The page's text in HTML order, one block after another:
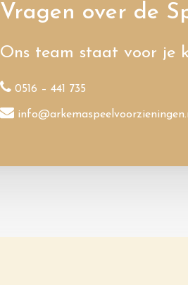
Vragen over de
Ons team staat voor je
0516 – 441 735